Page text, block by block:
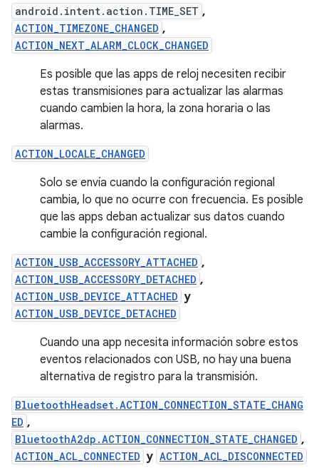
android.intent.action.TIME_SET ,
ACTION_TIMEZONE_CHANGED ,
ACTION_NEXT_ALARM_CLOCK_CHANGED
Es posible que las apps de reloj necesiten recibir
estas transmisiones para actualizar las alarmas
cuando cambien la hora, la zona horaria o las
alarmas.
ACTION_LOCALE_CHANGED
Solo se envía cuando la configuración regional
cambia, lo que no ocurre con frecuencia. Es posible
que las apps deban actualizar sus datos cuando
cambie la configuración regional.
ACTION_USB_ACCESSORY_ATTACHED ,
ACTION_USB_ACCESSORY_DETACHED ,
ACTION_USB_DEVICE_ATTACHED y
ACTION_USB_DEVICE_DETACHED
Cuando una app necesita información sobre estos
eventos relacionados con USB, no hay una buena
alternativa de registro para la transmisión.
BluetoothHeadset.ACTION_CONNECTION_STATE_CHANG
ED ,
BluetoothA2dp.ACTION_CONNECTION_STATE_CHANGED ,
ACTION_ACL_CONNECTED y ACTION_ACL_DISCONNECTED